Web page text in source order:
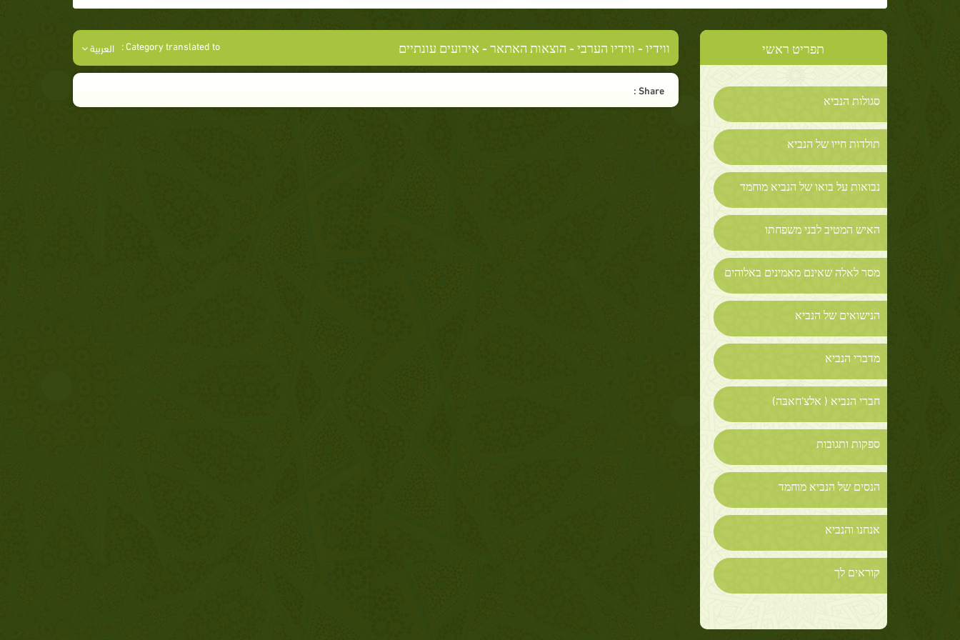
תפריט ראשי
סגולות הנביא
תולדות חייו של הנביא
נבואות על בואו של הנביא מוחמד
האיש המטיב לבני משפחתו
מסר לאלה שאינם מאמינים באלוהים
הנישואים של הנביא
מדברי הנביא
חברי הנביא ( אלצ'חאבּה)
ספקות ותגובות
הנסים של הנביא מוחמד
אנחנו והנביא
קוראים לך
ווידיו-ווידיו הערבי-הוצאות האתאר- אירועים עונתיים Category translated to : العربية
Share :